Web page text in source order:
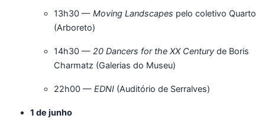
13h30 — Moving Landscapes pelo coletivo Quarto
(Arboreto)
14h30 — 20 Dancers for the XX Century de Boris
Charmatz (Galerias do Museu)
22h00 — EDNI (Auditório de Serralves)
1 de junho